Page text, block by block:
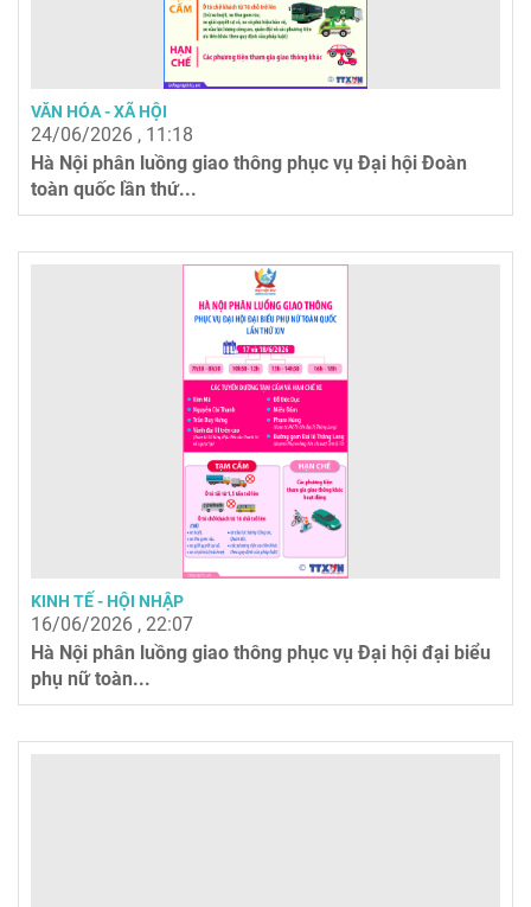
VĂN HÓA - XÃ HỘI
24/06/2026 , 11:18
Hà Nội phân luồng giao thông phục vụ Đại hội Đoàn
toàn quốc lần thứ...
KINH TẾ - HỘI NHẬP
16/06/2026 , 22:07
Hà Nội phân luồng giao thông phục vụ Đại hội đại biểu
phụ nữ toàn...